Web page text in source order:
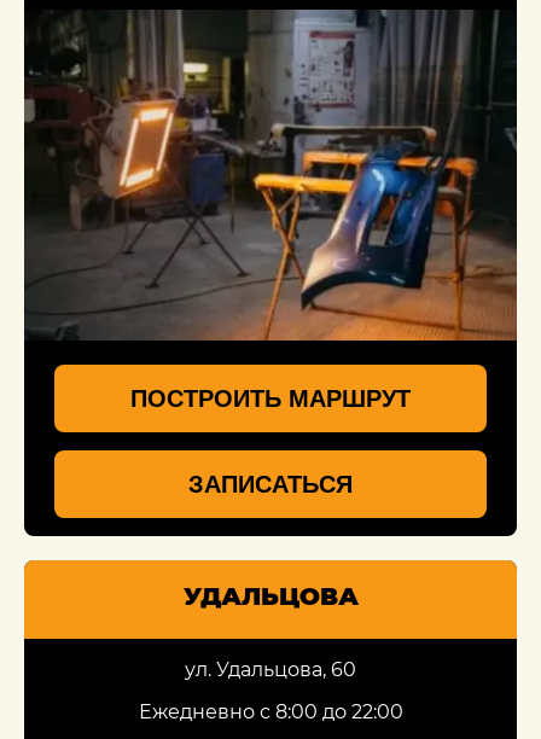
ПОСТРОИТЬ МАРШРУТ
ЗАПИСАТЬСЯ
УДАЛЬЦОВА
ул. Удальцова, 60
Ежедневно с 8:00 до 22:00